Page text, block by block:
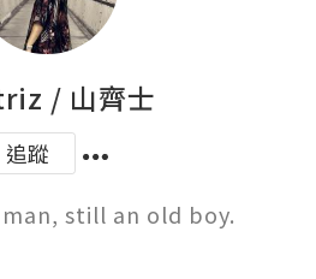
/ 山齊士
追蹤